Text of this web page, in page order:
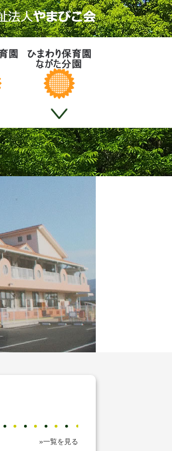
»一覧を見る